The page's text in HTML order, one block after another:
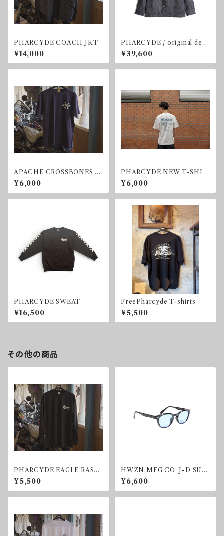
PHARCYDE COACH JKT
¥14,000
PHARCYDE / original deni
m J (type B)
¥39,600
APACHE CROSSBONES T-
shirt
¥6,000
PHARCYDE NEW T-SHIR
TS
¥6,000
PHARCYDE SWEAT
¥16,500
FreePharcyde T-shirts
¥5,500
その他の商品
PHARCYDE EAGLE RASH
GUARD CHECKER
¥5,500
HWZN.MFG.CO. J-D SUN
GLASS BLUE
¥6,600